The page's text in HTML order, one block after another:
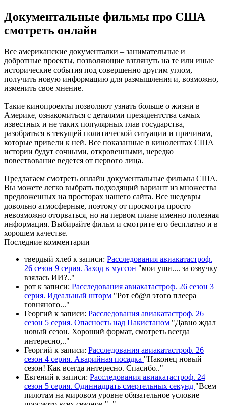
Документальные фильмы про США
смотреть онлайн
Все американские документалки – занимательные и
добротные проекты, позволяющие взглянуть на те или иные
исторические события под совершенно другим углом,
получить новую информацию для размышления и, возможно,
изменить свое мнение.
Такие кинопроекты позволяют узнать больше о жизни в
Америке, ознакомиться с деталями президентства самых
известных и не таких популярных глав государства,
разобраться в текущей политической ситуации и причинам,
которые привели к ней. Все показанные в кинолентах США
истории будут сочными, откровенными, нередко
повествование ведется от первого лица.
Предлагаем смотреть онлайн документальные фильмы США.
Вы можете легко выбрать подходящий вариант из множества
предложенных на просторах нашего сайта. Все шедевры
довольно атмосферные, поэтому от просмотра просто
невозможно оторваться, но на первом плане именно полезная
информация. Выбирайте фильм и смотрите его бесплатно и в
хорошем качестве.
Последние комментарии
твердый хлеб к записи: Расследования авиакатастроф.
26 сезон 9 серия. Заход в муссон "мои уши.... за озвучку
взялась ИИ?.."
рот к записи: Расследования авиакатастроф. 26 сезон 3
серия. Идеальный шторм "Рот еб@л этого плеера
говняного..."
Георгий к записи: Расследования авиакатастроф. 26
сезон 5 серия. Опасность над Пакистаном "Давно ждал
новый сезон. Хороший формат, смотреть всегда
интересно,.."
Георгий к записи: Расследования авиакатастроф. 26
сезон 4 серия. Аварийная посадка "Наконец новый
сезон! Как всегда интересно. Спасибо.."
Евгений к записи: Расследования авиакатастроф. 24
сезон 5 серия. Одиннадцать смертельных секунд "Всем
пилотам на мировом уровне обязательное условие